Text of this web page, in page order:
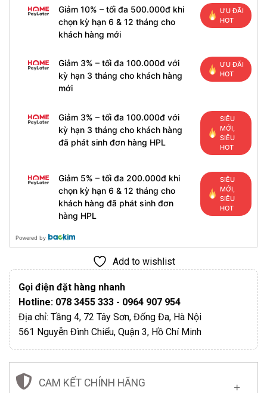
Giảm 10% – tối đa 500.000đ khi
chọn kỳ hạn 6 & 12 tháng cho
khách hàng mới
ƯU ĐÃI
HOT
Giảm 3% – tối đa 100.000đ với
kỳ hạn 3 tháng cho khách hàng
mới
ƯU ĐÃI
HOT
Giảm 3% – tối đa 100.000đ với
kỳ hạn 3 tháng cho khách hàng
đã phát sinh đơn hàng HPL
SIÊU
MỚI,
SIÊU
HOT
Giảm 5% – tối đa 200.000đ khi
chọn kỳ hạn 6 & 12 tháng cho
khách hàng đã phát sinh đơn
hàng HPL
SIÊU
MỚI,
SIÊU
HOT
Powered by
Add to wishlist
Gọi điện đặt hàng nhanh
Hotline: 078 3455 333 - 0964 907 954
Địa chỉ: Tầng 4, 72 Tây Sơn, Đống Đa, Hà Nội
561 Nguyễn Đình Chiểu, Quận 3, Hồ Chí Minh
CAM KẾT CHÍNH HÃNG